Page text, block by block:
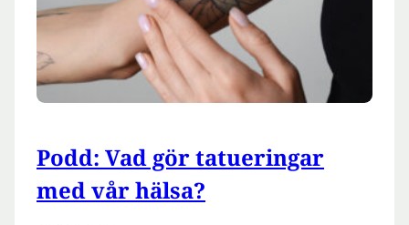
Podd: Vad gör tatueringar
med vår hälsa?